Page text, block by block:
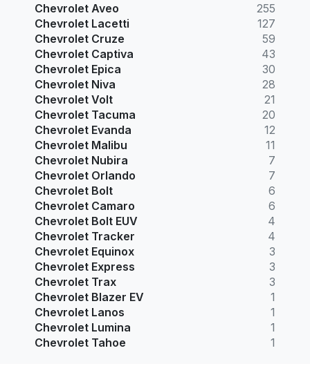
Chevrolet Aveo
255
Chevrolet Lacetti
127
Chevrolet Cruze
59
Chevrolet Captiva
43
Chevrolet Epica
30
Chevrolet Niva
28
Chevrolet Volt
21
Chevrolet Tacuma
20
Chevrolet Evanda
12
Chevrolet Malibu
11
Chevrolet Nubira
7
Chevrolet Orlando
7
Chevrolet Bolt
6
Chevrolet Camaro
6
Chevrolet Bolt EUV
4
Chevrolet Tracker
4
Chevrolet Equinox
3
Chevrolet Express
3
Chevrolet Trax
3
Chevrolet Blazer EV
1
Chevrolet Lanos
1
Chevrolet Lumina
1
Chevrolet Tahoe
1